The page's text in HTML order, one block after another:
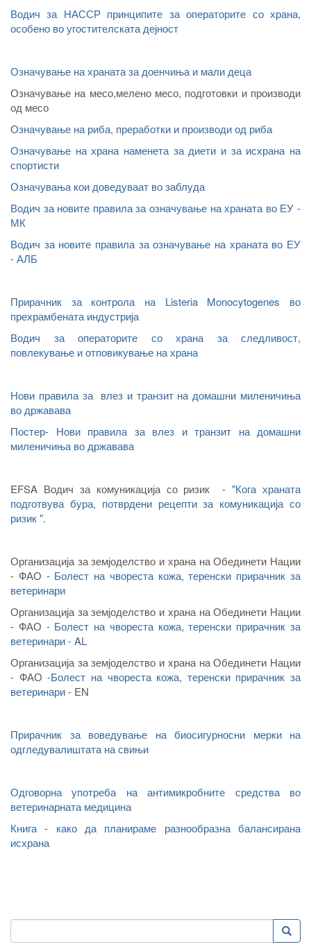
Водич за НАССР принципите за операторите со храна,
особено во угостителската дејност
Означување на храната за доенчиња и мали деца
Означување на месо,мелено месо, подготовки и производи
од месо
Означување на риба, преработки и производи од риба
Означување на храна наменета за диети и за исхрана на
спортисти
Означувања кои доведуваат во заблуда
Водич за новите правила за означување на храната во ЕУ -
МК
Водич за новите правила за означување на храната во ЕУ
- АЛБ
Прирачник за контрола на Listeria Monocytogenes во
прехрамбената индустрија
Водич за операторите со храна за следливост,
повлекување и отповикување на храна
Нови правила за влез и транзит на домашни миленичиња
во државава
Постер- Нови правила за влез и транзит на домашни
миленичиња во државава
EFSA Водич за комуникација со ризик -"Кога храната
подготвува бура, потврдени рецепти за комуникација со
ризик ".
Организација за земјоделство и храна на Обединети Нации
- ФАО - Болест на чвореста кожа, теренски прирачник за
ветеринари
Организација за земјоделство и храна на Обединети Нации
- ФАО - Болест на чвореста кожа, теренски прирачник за
ветеринари - AL
Организација за земјоделство и храна на Обединети Нации
- ФАО -Болест на чвореста кожа, теренски прирачник за
ветеринари - EN
Прирачник за воведување на биосигурносни мерки на
одгледувалиштата на свињи
Одговорна употреба на антимикробните средства во
ветеринарната медицина
Книга - како да планираме разнообразна балансирана
исхрана
Search
Пребарување